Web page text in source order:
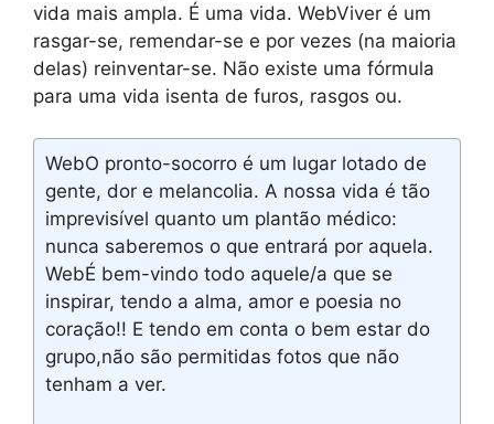
vida mais ampla. É uma vida. WebViver é um
rasgar-se, remendar-se e por vezes (na maioria
delas) reinventar-se. Não existe uma fórmula
para uma vida isenta de furos, rasgos ou.
WebO pronto-socorro é um lugar lotado de
gente, dor e melancolia. A nossa vida é tão
imprevisível quanto um plantão médico:
nunca saberemos o que entrará por aquela.
WebÉ bem-vindo todo aquele/a que se
inspirar, tendo a alma, amor e poesia no
coração!! E tendo em conta o bem estar do
grupo,não são permitidas fotos que não
tenham a ver.